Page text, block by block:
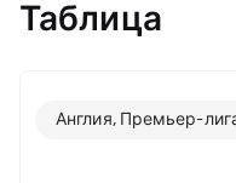
07-11-2025 | 16:23
ФИФА
Таблица
Англия, Премьер-